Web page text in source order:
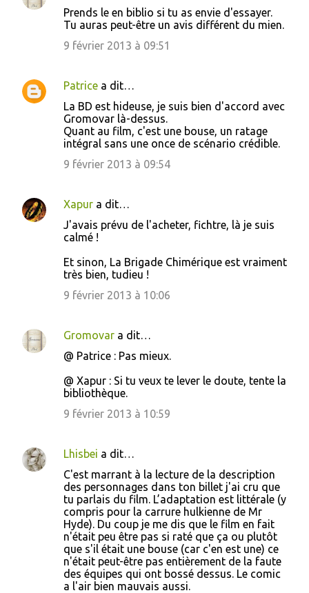
Prends le en biblio si tu as envie d'essayer.
Tu auras peut-être un avis différent du mien.
9 février 2013 à 09:51
Patrice a dit…
La BD est hideuse, je suis bien d'accord avec
Gromovar là-dessus.
Quant au film, c'est une bouse, un ratage
intégral sans une once de scénario crédible.
9 février 2013 à 09:54
Xapur a dit…
J'avais prévu de l'acheter, fichtre, là je suis
calmé !
Et sinon, La Brigade Chimérique est vraiment
très bien, tudieu !
9 février 2013 à 10:06
Gromovar a dit…
@ Patrice : Pas mieux.
@ Xapur : Si tu veux te lever le doute, tente la
bibliothèque.
9 février 2013 à 10:59
Lhisbei a dit…
C'est marrant à la lecture de la description
des personnages dans ton billet j'ai cru que
tu parlais du film. L’adaptation est littérale (y
compris pour la carrure hulkienne de Mr
Hyde). Du coup je me dis que le film en fait
n'était peu être pas si raté que ça ou plutôt
que s'il était une bouse (car c'en est une) ce
n'était peut-être pas entièrement de la faute
des équipes qui ont bossé dessus. Le comic
a l'air bien mauvais aussi.